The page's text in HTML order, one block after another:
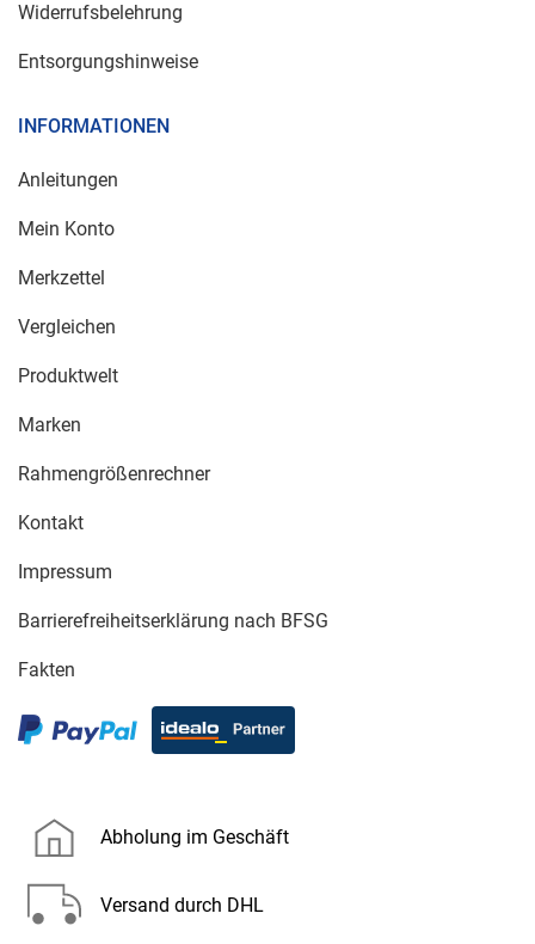
Widerrufsbelehrung
Entsorgungshinweise
INFORMATIONEN
Anleitungen
Mein Konto
Merkzettel
Vergleichen
Produktwelt
Marken
Rahmengrößenrechner
Kontakt
Impressum
Barrierefreiheitserklärung nach BFSG
Fakten
Abholung im Geschäft
Versand durch DHL